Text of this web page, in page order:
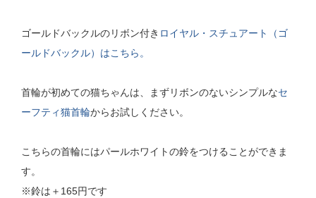
ゴールドバックルのリボン付き ロイヤル・スチュアート（ゴ
ールドバックル）はこちら。
首輪が初めての猫ちゃんは、まずリボンのないシンプルなセ
ーフティ猫首輪からお試しください。
こちらの首輪にはパールホワイトの鈴をつけることができま
す。
※鈴は＋165円です